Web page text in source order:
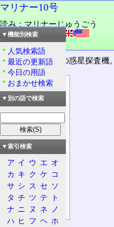
マリナー10号
読み：マリナーじゅうごう
外語：Mariner 10
品詞：固有名詞
アメリカNASA の惑星探査機。
目次
探査機の情報
基本情報
沿革
特徴
探査
技術情報
金星
水星
▼機能別検索
人気検索語
最近の更新語
今日の用語
おまかせ検索
▼別の語で検索
▼索引検索
ア イ ウ エ オ
カ キ ク ケ コ
サ シ ス セ ソ
タ チ ツ テ
ト
ナ ニ ヌ ネ
ノ
ハ ヒ フ ヘ ホ